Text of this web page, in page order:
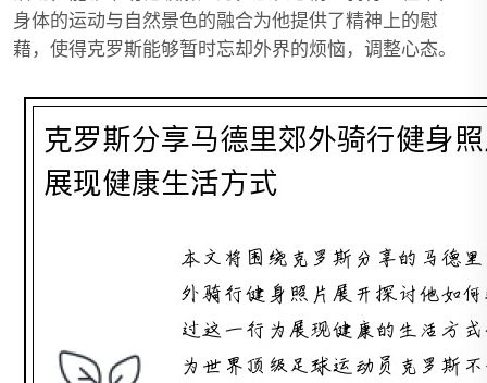
身体的运动与自然景色的融合为他提供了精神上的慰
藉，使得克罗斯能够暂时忘却外界的烦恼，调整心态。